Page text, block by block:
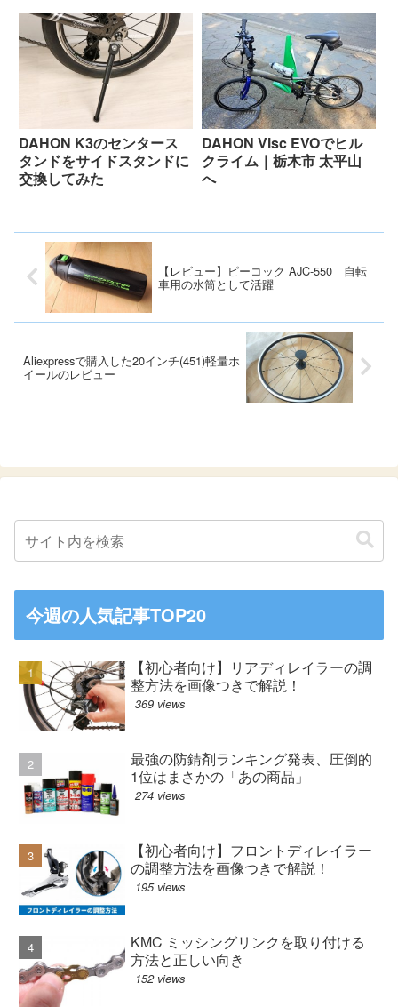
DAHON K3のセンタース
タンドをサイドスタンドに
交換してみた
DAHON Visc EVOでヒル
クライム｜栃木市 太平山
へ
【レビュー】ピーコック AJC-550｜自転
車用の水筒として活躍
Aliexpressで購入した20インチ(451)軽量ホ
イールのレビュー
今週の人気記事TOP20
【初心者向け】リアディレイラーの調
整方法を画像つきで解説！
369 views
最強の防錆剤ランキング発表、圧倒的
1位はまさかの「あの商品」
274 views
【初心者向け】フロントディレイラー
の調整方法を画像つきで解説！
195 views
KMC ミッシングリンクを取り付ける
方法と正しい向き
152 views